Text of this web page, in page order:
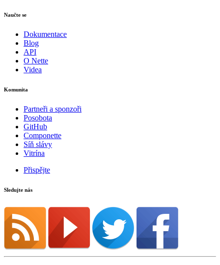
Naučte se
Dokumentace
Blog
API
O Nette
Videa
Komunita
Partneři a sponzoři
Posobota
GitHub
Componette
Síň slávy
Vitrína
Přispějte
Sledujte nás